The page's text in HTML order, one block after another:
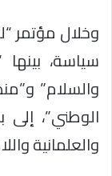
وخلال مؤتمر
سياسة، بينها
والسلام”
الوطني”،
والعلمانية